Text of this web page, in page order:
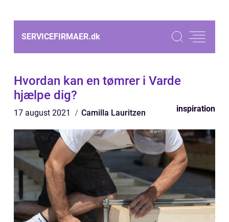
SERVICEFIRMAER.dk
Hvordan kan en tømrer i Varde
hjælpe dig?
17 august 2021 Camilla Lauritzen inspiration